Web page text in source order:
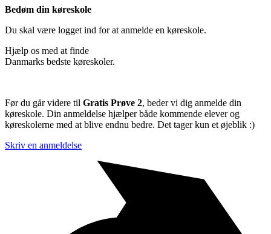
Bedøm din køreskole
Du skal være logget ind for at anmelde en køreskole.
Hjælp os med at finde
Danmarks bedste køreskoler.
Før du går videre til Gratis Prøve 2, beder vi dig anmelde din
køreskole. Din anmeldelse hjælper både kommende elever og
køreskolerne med at blive endnu bedre. Det tager kun et øjeblik :)
Skriv en anmeldelse